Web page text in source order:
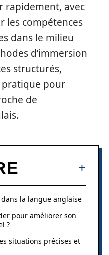
rapidement, avec
les compétences
dans le milieu
d’immersion
structurés,
pratique pour
de
la langue anglaise
pour améliorer son
?
situations précises et